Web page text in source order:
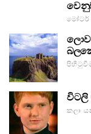
මෝටර්
ලොව
විටලි
කලා